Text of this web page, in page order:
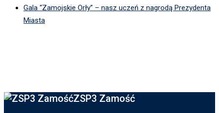
Gala “Zamojskie Orły” – nasz uczeń z nagrodą Prezydenta
Miasta
ZSP3 Zamość